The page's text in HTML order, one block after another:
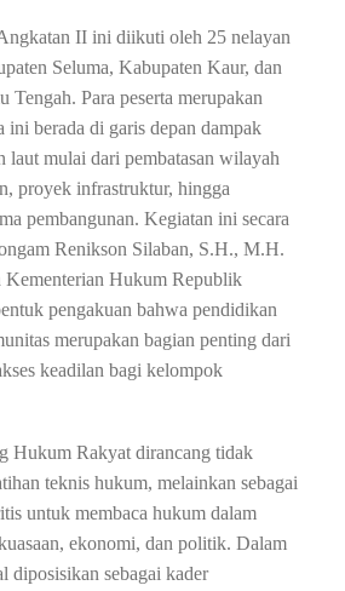
II ini diikuti oleh 25 nelayan
Seluma, Kabupaten Kaur, dan
Tengah. Para peserta merupakan
ini berada di garis depan dampak
laut mulai dari pembatasan wilayah
proyek infrastruktur, hingga
pembangunan. Kegiatan ini secara
Renikson Silaban, S.H., M.H.
Hukum Republik
pengakuan bahwa pendidikan
merupakan bagian penting dari
keadilan bagi kelompok
Hukum Rakyat dirancang tidak
teknis hukum, melainkan sebagai
untuk membaca hukum dalam
ekonomi, dan politik. Dalam
diposisikan sebagai kader